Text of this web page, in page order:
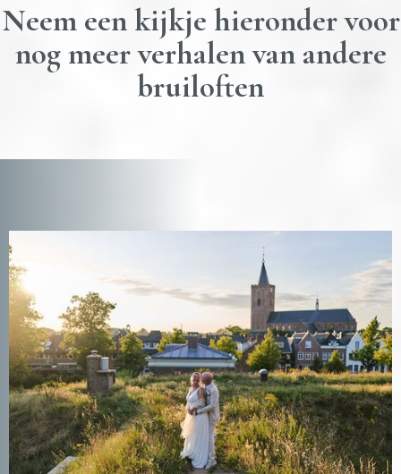
Neem een kijkje hieronder voor
nog meer verhalen van andere
bruiloften